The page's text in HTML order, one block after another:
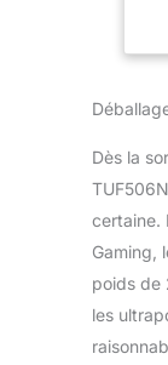
Dès la
certaine.
Gaming,
poids de
les